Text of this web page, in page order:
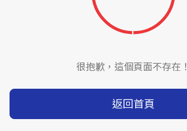
很抱歉，這個頁面不存在！
返回首頁